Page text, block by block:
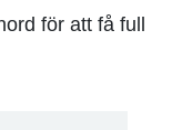
för att få full